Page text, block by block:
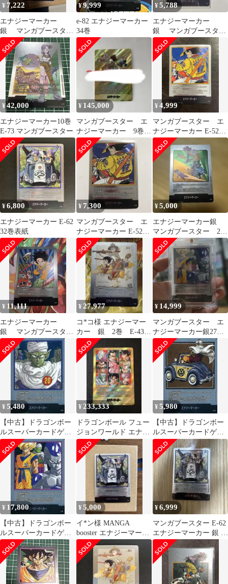
¥ 7,222
エナジーマーカー
銀 マンガブースター
E-79 25巻 美品
¥9,999
e-82 エナジーマーカー
34巻
¥5,788
エナジーマーカー
銀 マンガブースター
E-80 26巻
¥42,000
エナジーマーカー10巻
E-73 マンガブースター
¥ 145,000
マンガブースター エ
ナジーマーカー 9巻
金
¥4,999
マンガブースター エ
ナジーマーカー E-52
銀 17巻
¥6,800
エナジーマーカー E-62
32巻表紙
¥ 7,300
マンガブースター エ
ナジーマーカー E-52
銀 17巻
¥5,000
エナジーマーカー銀
マンガブースター 21
巻 E-56
¥ 11,111
エナジーマーカー
銀 マンガブースター
E-47 6巻 美品
¥ 27,977
コ*コ様 エナジーマー
カー 銀 2巻 E-43
マンガブースター フ
ュージョンワ
¥ 14,999
マンガブースター エ
ナジーマーカー銀27
巻 e−57
¥5,480
【中古】ドラゴンボー
ルスーパーカードゲー
ム E-55：エナジーマー
カー(単行本二十巻表
紙)
¥233,333
ドラゴンボール フュー
ジョンワールド エナジ
ーマーカー E-89 41巻
金
¥5,980
【中古】ドラゴンボー
ルスーパーカードゲー
ム E-59：エナジーマー
カー(単行本二十九巻表
紙)
¥ 17,800
【中古】ドラゴンボー
ルスーパーカードゲー
ム E-57：エナジーマー
カー(単行本二十七巻表
紙)
¥5,000
イ*ン様 MANGA
booster エナジーマーカ
ー銀 32巻 フュージョン
ワ
¥6,999
マンガブースター E-62
エナジーマーカー 銀 32
巻